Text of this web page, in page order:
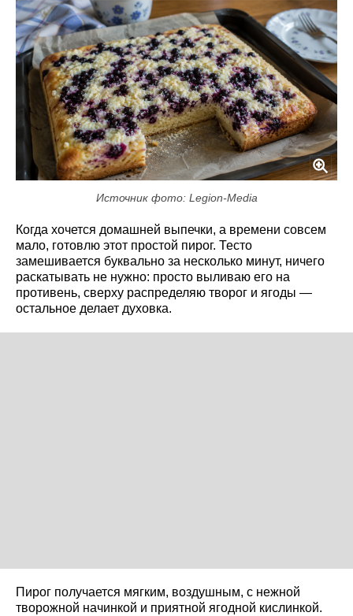
Источник фото: Legion-Media
Когда хочется домашней выпечки, а времени совсем
мало, готовлю этот простой пирог. Тесто
замешивается буквально за несколько минут, ничего
раскатывать не нужно: просто выливаю его на
противень, сверху распределяю творог и ягоды —
остальное делает духовка.
Пирог получается мягким, воздушным, с нежной
творожной начинкой и приятной ягодной кислинкой.